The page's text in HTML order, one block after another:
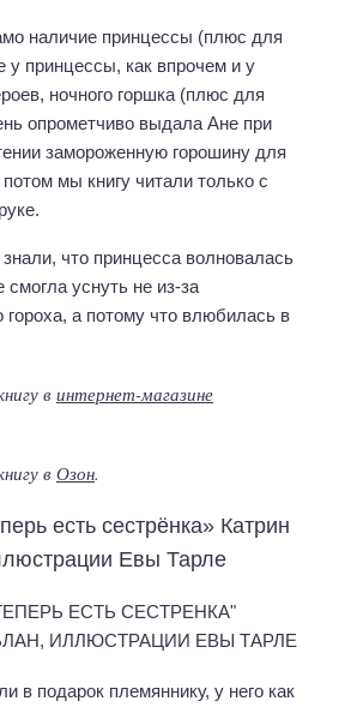
наличие принцессы (плюс для
у принцессы, как впрочем и у
ночного горшка (плюс для
опрометчиво выдала Ане при
замороженную горошину для
потом мы книгу читали только с
что принцесса волновалась
смогла уснуть не из-за
гороха, а потому что влюбилась в
винтернет-магазине
в Озон.
есть сестрёнка» Катрин
Евы Тарле
в подарок племяннику, у него как